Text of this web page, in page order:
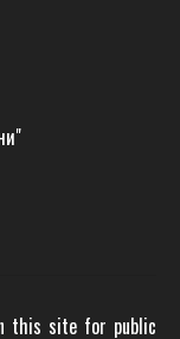
this site for public